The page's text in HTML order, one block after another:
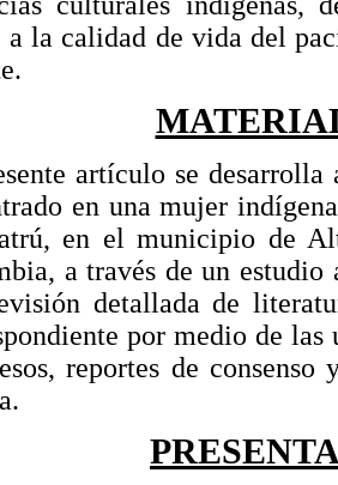
a la calidad de vida del
artículo se
en una mujer
en el municipio de
a través de un
detallada de
por medio de
reportes de